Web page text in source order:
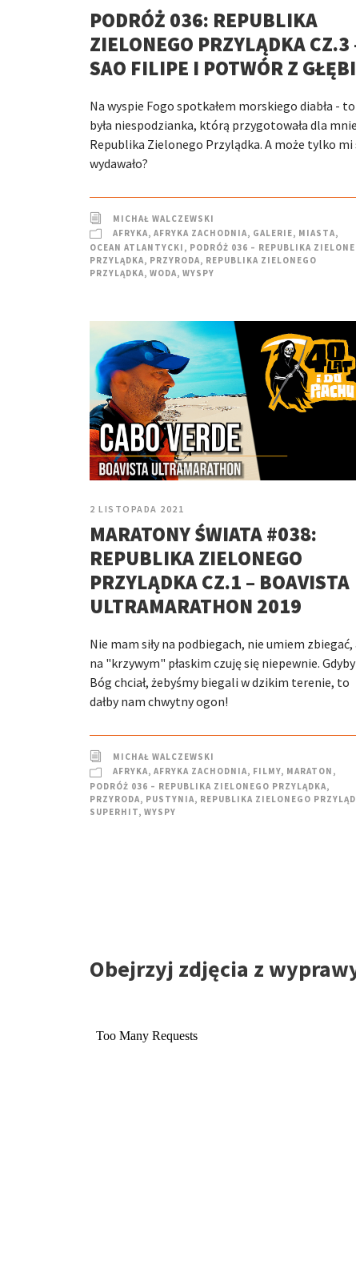
PODRÓŻ 036: REPUBLIKA
ZIELONEGO PRZYLĄDKA CZ.3
SAO FILIPE I POTWÓR Z
Na wyspie Fogo spotkałem morskiego diabła - to
była niespodzianka, którą przygotowała dla mnie
Republika Zielonego Przylądka. A może tylko mi
wydawało?
MICHAŁ WALCZEWSKI
AFRYKA, AFRYKA ZACHODNIA, GALERIE, MIASTA,
OCEAN ATLANTYCKI , PODRÓŻ 036 – REPUBLIKA
PRZYLĄDKA, PRZYRODA, REPUBLIKA ZIELONEGO
PRZYLĄDKA, WODA, WYSPY
2 LISTOPADA 2021
MARATONY ŚWIATA #038:
REPUBLIKA ZIELONEGO
PRZYLĄDKA CZ.1 – BOAVISTA
ULTRAMARATHON 2019
Nie mam siły na podbiegach, nie umiem zbiegać,
na "krzywym" płaskim czuję się niepewnie. Gdyby
Bóg chciał, żebyśmy biegali w dzikim terenie, to
dałby nam chwytny ogon!
MICHAŁ WALCZEWSKI
AFRYKA, AFRYKA ZACHODNIA, FILMY, MARATON ,
PODRÓŻ 036 – REPUBLIKA ZIELONEGO PRZYLĄDKA,
PRZYRODA, PUSTYNIA, REPUBLIKA ZIELONEGO
SUPERHIT, WYSPY
Obejrzyj zdjęcia z